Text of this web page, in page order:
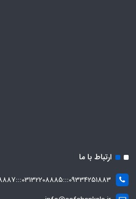
ارتباط با ما
09334251883:::03132208885:::03132208887